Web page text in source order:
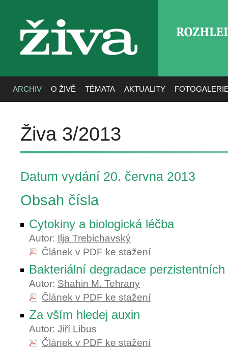
živa
ARCHIV O ŽIVĚ TÉMATA AKTUALITY
Živa 3/2013
Datum vydání 20. června 2013
Obsah čísla
Cytokiny a biologická léčba
Autor: Ilja Trebichavský
Článek v PDF ke stažení
Bakteriální degradace
Autor: Shahin M. Tehrany
Článek v PDF ke stažení
Za vším hledej auxin
Autor: Jiří Libus
Článek v PDF ke stažení